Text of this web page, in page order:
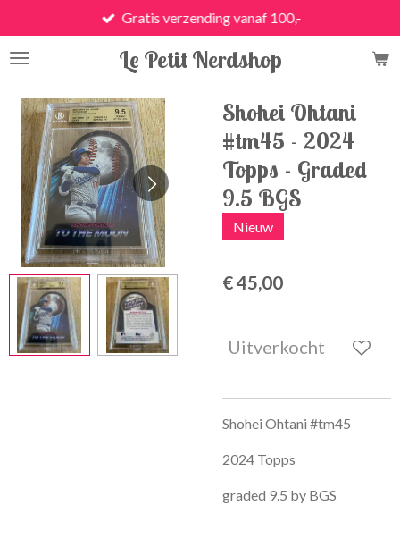
direct
naar
hoofdinhoud
Le Petit Nerdshop
Gratis verzending vanaf 100,-
Shohei Ohtani
#tm45 - 2024
Topps - Graded
9.5 BGS
Nieuw
€ 45,00
Uitverkocht
Shohei Ohtani #tm45
2024 Topps
graded 9.5 by BGS